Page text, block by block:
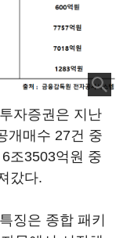
자증권은 지난
개매수 27건 중
조3503억원 중
갔다.
징은 종합 패키